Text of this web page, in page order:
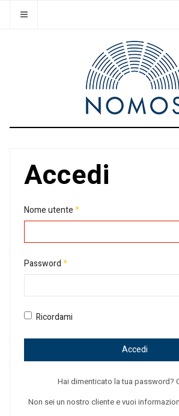
Accedi
Nome utente*
Password*
Ricordami
Accedi
Hai dimenticato la tua password?
Non sei un nostro cliente e vuoi